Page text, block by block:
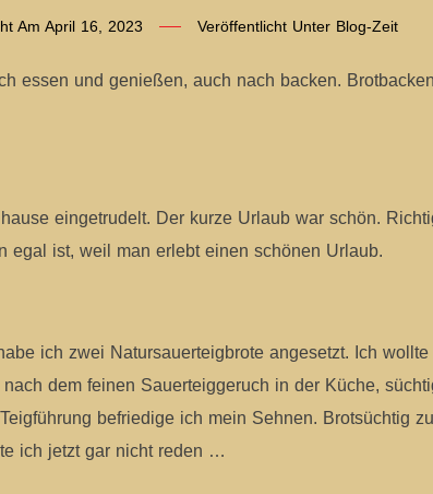
Am April 16, 2023 Veröffentlicht Unter Blog-Zeit
essen und genießen, auch nach backen.
eingetrudelt. Der kurze Urlaub war schön.
egal ist, weil man erlebt einen schönen Urlaub.
ich zwei Natursauerteigbrote angesetzt. Ich
dem feinen Sauerteiggeruch in der Küche,
befriedige ich mein Sehnen. Brotsüchtig
ich jetzt gar nicht reden …